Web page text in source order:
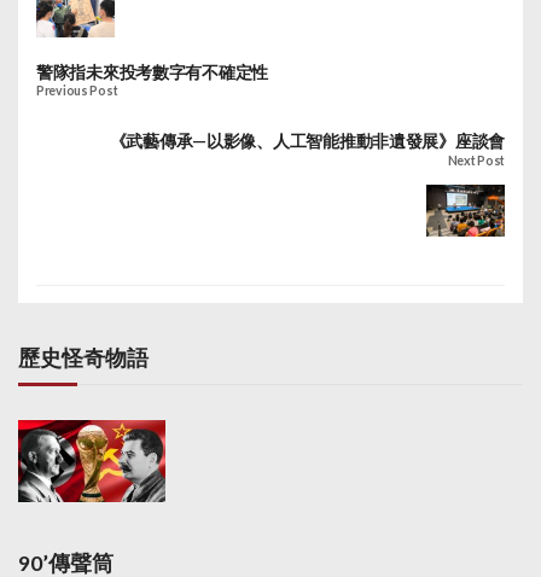
警隊指未來投考數字有不確定性
Previous Post
《武藝傳承—以影像、人工智能推動非遺發展》座談會
Next Post
歷史怪奇物語
90’傳聲筒